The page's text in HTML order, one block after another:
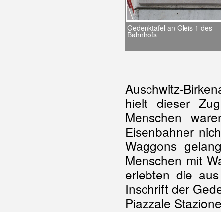
Gedenktafel an Gleis 1 des
Bahnhofs
Auschwitz-
hielt dieser
Menschen
Eisenbahner
Waggons
Menschen mit
erlebten die
Inschrift der
Piazzale